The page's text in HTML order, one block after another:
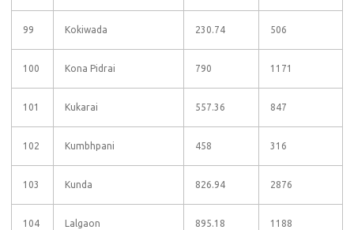
99 Kokiwada 230.74 506
100 Kona Pidrai 790 1171
101 Kukarai 557.36 847
102 Kumbhpani 458 316
103 Kunda 826.94 2876
104 Lalgaon 895.18 1188